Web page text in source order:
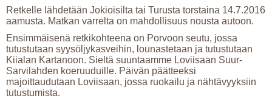
Retkelle lähdetään Jokioisilta tai Turusta torstaina 14.7.2016
aamusta. Matkan varrelta on mahdollisuus nousta autoon.
Ensimmäisenä retkikohteena on Porvoon seutu, jossa
tutustutaan syysöljykasveihin, lounastetaan ja tutustutaan
Kiialan Kartanoon. Sieltä suuntaamme Loviisaan Suur-
Sarvilahden koeruuduille. Päivän päätteeksi
majoittaudutaan Loviisaan, jossa ruokailu ja nähtävyyksiin
tutustumista.